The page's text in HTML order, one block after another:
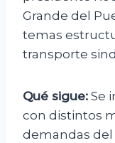
Grande del
temas
transporte
Qué sigue: Se
con distintos
demandas del